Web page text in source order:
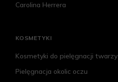
Carolina Herrera
KOSMETYKI
Kosmetyki do pielęgnacji twarzy
Pielęgnacja okolic oczu